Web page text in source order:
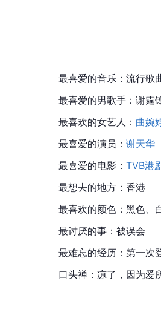
最喜爱的音乐：流行歌
最喜爱的男歌手：谢霆
最喜欢的女艺人： 曲婉
最喜爱的演员： 谢天华
最喜爱的电影： TVB港
最想去的地方：香港
最喜欢的颜色：黑色、
最讨厌的事：被误会
最难忘的经历：第一次
口头禅：凉了，因为爱